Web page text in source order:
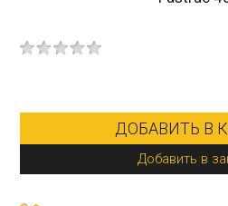
ДОБАВИТЬ В
Добавить в